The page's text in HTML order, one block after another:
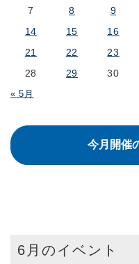
« 5月
7
8 9
14
15 16
21
22 23
28
29 30
今月開催
6月のイベント